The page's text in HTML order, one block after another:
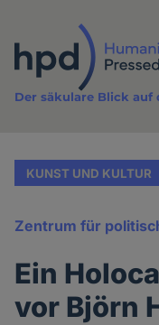
Inhalt
Der säkulare Blick auf
KUNST UND KULTUR
Zentrum für
Ein
vor Björn